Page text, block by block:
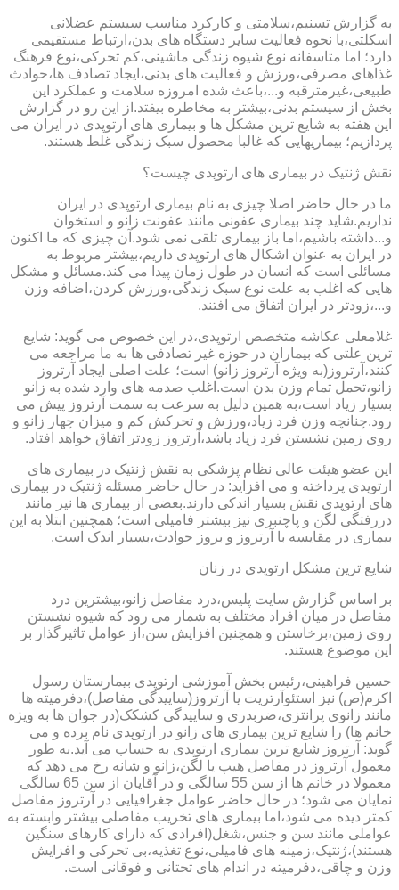
به گزارش تسنیم،سلامتی و کارکرد مناسب سیستم عضلانی
اسکلتی،با نحوه فعالیت سایر دستگاه های بدن،ارتباط مستقیمی
دارد؛ اما متاسفانه نوع شیوه زندگی ماشینی،کم تحرکی،نوع فرهنگ
غذاهای مصرفی،ورزش و فعالیت های بدنی،ایجاد تصادف ها،حوادث
طبیعی،غیرمترقبه و...،باعث شده امروزه سلامت و عملکرد این
بخش از سیستم بدنی،بیشتر به مخاطره بیفتد.از این رو در گزارش
این هفته به شایع ترین مشکل ها و بیماری های ارتوپدی در ایران می
پردازیم؛ بیماریهایی که غالبا محصول سبک زندگی غلط هستند.
نقش ژنتیک در بیماری های ارتوپدی چیست؟
ما در حال حاضر اصلا چیزی به نام بیماری ارتوپدی در ایران
نداریم.شاید چند بیماری عفونی مانند عفونت زانو و استخوان
و...داشته باشیم،اما باز بیماری تلقی نمی شود.آن چیزی که ما اکنون
در ایران به عنوان اشکال های ارتوپدی داریم،بیشتر مربوط به
مسائلی است که انسان در طول زمان پیدا می کند.مسائل و مشکل
هایی که اغلب به علت نوع سبک زندگی،ورزش کردن،اضافه وزن
و...،زودتر در ایران اتفاق می افتند.
غلامعلی عکاشه متخصص ارتوپدی،در این خصوص می گوید: شایع
ترین علتی که بیماران در حوزه غیر تصادفی ها به ما مراجعه می
کنند،آرتروز(به ویژه آرتروز زانو) است؛ علت اصلی ایجاد آرتروز
زانو،تحمل تمام وزن بدن است.اغلب صدمه های وارد شده به زانو
بسیار زیاد است،به همین دلیل به سرعت به سمت آرتروز پیش می
رود.چنانچه وزن فرد زیاد،ورزش و تحرکش کم و میزان چهار زانو و
روی زمین نشستن فرد زیاد باشد،آرتروز زودتر اتفاق خواهد افتاد.
این عضو هیئت عالی نظام پزشکی به نقش ژنتیک در بیماری های
ارتوپدی پرداخته و می افزاید: در حال حاضر مسئله ژنتیک در بیماری
های ارتوپدی نقش بسیار اندکی دارند.بعضی از بیماری ها نیز مانند
دررفتگی لگن و پاچنبری نیز بیشتر فامیلی است؛ همچنین ابتلا به این
بیماری در مقایسه با آرتروز و بروز حوادث،بسیار اندک است.
شایع ترین مشکل ارتوپدی در زنان
بر اساس گزارش سایت پلیس،درد مفاصل زانو،بیشترین درد
مفاصل در میان افراد مختلف به شمار می رود که شیوه نشستن
روی زمین،برخاستن و همچنین افزایش سن،از عوامل تاثیرگذار بر
این موضوع هستند.
حسین فراهینی،رئیس بخش آموزشی ارتوپدی بیمارستان رسول
اکرم(ص) نیز استئوآرتریت یا آرتروز(ساییدگی مفاصل)،دفرمیته ها
مانند زانوی پرانتزی،ضربدری و ساییدگی کشکک(در جوان ها به ویژه
خانم ها) را شایع ترین بیماری های زانو در ارتوپدی نام برده و می
گوید: آرتروز شایع ترین بیماری ارتوپدی به حساب می آید.به طور
معمول آرتروز در مفاصل هیپ یا لگن،زانو و شانه رخ می دهد که
معمولا در خانم ها از سن 55 سالگی و در آقایان از سن 65 سالگی
نمایان می شود؛ در حال حاضر عوامل جغرافیایی در آرتروز مفاصل
کمتر دیده می شود،اما بیماری های تخریب مفاصلی بیشتر وابسته به
عواملی مانند سن و جنس،شغل(افرادی که دارای کارهای سنگین
هستند)،ژنتیک،زمینه های فامیلی،نوع تغذیه،بی تحرکی و افزایش
وزن و چاقی،دفرمیته در اندام های تحتانی و فوقانی است.